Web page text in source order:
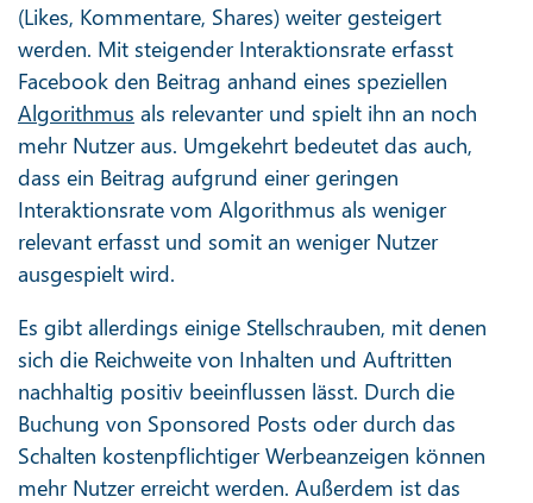
(Likes, Kommentare, Shares) weiter gesteigert
werden. Mit steigender Interaktionsrate erfasst
Facebook den Beitrag anhand eines speziellen
Algorithmus als relevanter und spielt ihn an noch
mehr Nutzer aus. Umgekehrt bedeutet das auch,
dass ein Beitrag aufgrund einer geringen
Interaktionsrate vom Algorithmus als weniger
relevant erfasst und somit an weniger Nutzer
ausgespielt wird.
Es gibt allerdings einige Stellschrauben, mit denen
sich die Reichweite von Inhalten und Auftritten
nachhaltig positiv beeinflussen lässt. Durch die
Buchung von Sponsored Posts oder durch das
Schalten kostenpflichtiger Werbeanzeigen können
mehr Nutzer erreicht werden. Außerdem ist das